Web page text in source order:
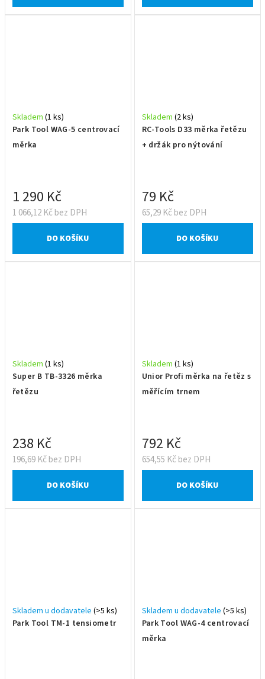
Park Tool WAG-5 centrovací
měrka
Skladem (1 ks)
1 066,12 Kč bez DPH
1 290 Kč
DO KOŠÍKU
RC-Tools D33 měrka řetězu
+ držák pro nýtování
Skladem (2 ks)
65,29 Kč bez DPH
79 Kč
DO KOŠÍKU
Super B TB-3326 měrka
řetězu
Skladem (1 ks)
196,69 Kč bez DPH
238 Kč
DO KOŠÍKU
Unior Profi měrka na řetěz s
měřícím trnem
Skladem (1 ks)
654,55 Kč bez DPH
792 Kč
DO KOŠÍKU
Park Tool TM-1 tensiometr
Skladem u dodavatele (>5 ks)
Park Tool WAG-4 centrovací
měrka
Skladem u dodavatele (>5 ks)